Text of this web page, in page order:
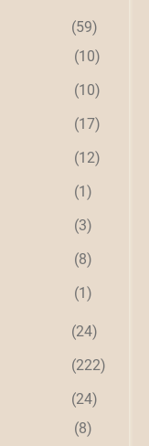
(59)
(10)
(10)
(17)
(12)
(1)
(3)
(8)
(1)
(24)
(222)
(24)
(8)